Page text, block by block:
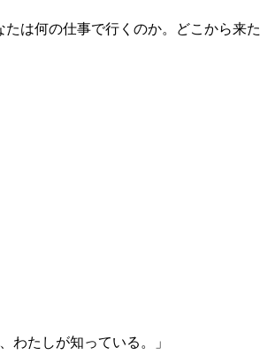
は何の仕事で行くのか。どこから来た
わたしが知っている。」